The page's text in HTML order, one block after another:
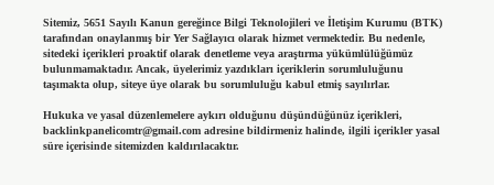
Sitemiz, 5651 Sayılı Kanun gereğince Bilgi Teknolojileri ve İletişim Kurumu (BTK)
tarafından onaylanmış bir Yer Sağlayıcı olarak hizmet vermektedir. Bu nedenle,
sitedeki içerikleri proaktif olarak denetleme veya araştırma yükümlülüğümüz
bulunmamaktadır. Ancak, üyelerimiz yazdıkları içeriklerin sorumluluğunu
taşımakta olup, siteye üye olarak bu sorumluluğu kabul etmiş sayılırlar.
Hukuka ve yasal düzenlemelere aykırı olduğunu düşündüğünüz içerikleri,
backlinkpanelicomtr@gmail.comadresine bildirmeniz halinde, ilgili içerikler yasal
süre içerisinde sitemizden kaldırılacaktır.